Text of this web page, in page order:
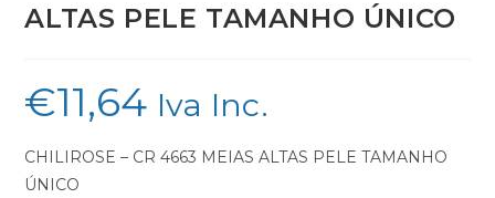
ALTAS PELE TAMANHO ÚNICO
€11,64 Iva Inc.
CHILIROSE – CR 4663 MEIAS ALTAS PELE TAMANHO
ÚNICO